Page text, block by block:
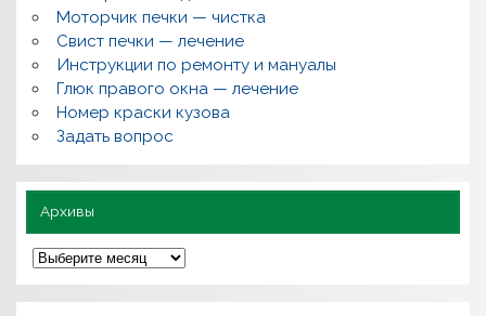
о
ы
,
о
л
з
Моторчик печки — чистка
Свист печки — лечение
Инструкции по ремонту и мануалы
Глюк правого окна — лечение
Номер краски кузова
Задать вопрос
Архивы
А
р
х
и